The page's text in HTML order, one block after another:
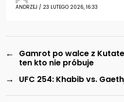
ANDRZEJ / 23 LUTEGO 2026, 16:33
←
Gamrot po walce z
ten kto nie próbuje
→ UFC 254: Khabib vs.